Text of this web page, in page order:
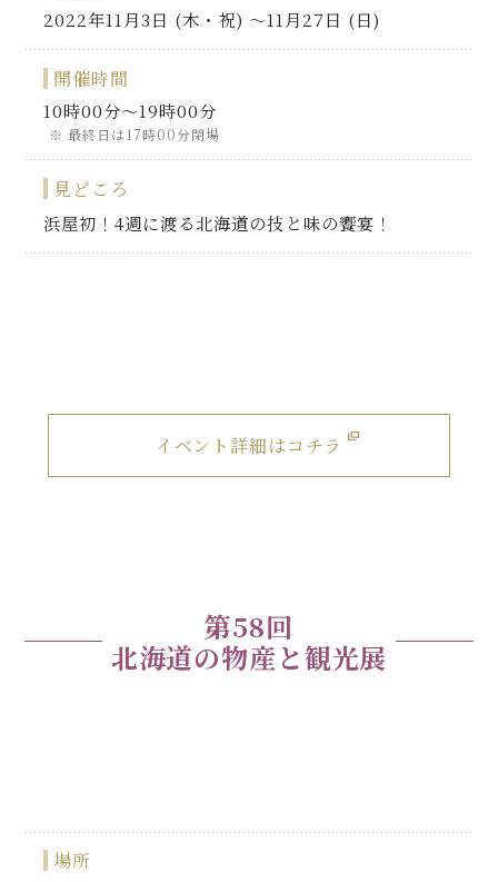
2022年11月3日 (木・祝) 〜11月27日 (日)
開催時間
10時00分～19時00分
最終日は17時00分閉場
見どころ
浜屋初！4週に渡る北海道の技と味の饗宴！
イベント詳細はコチラ
第58回
北海道の物産と観光展
場所